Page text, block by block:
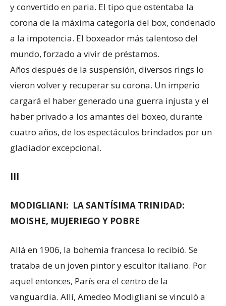
y convertido en paria. El tipo que ostentaba la
corona de la máxima categoría del box, condenado
a la impotencia. El boxeador más talentoso del
mundo, forzado a vivir de préstamos.
Años después de la suspensión, diversos rings lo
vieron volver y recuperar su corona. Un imperio
cargará el haber generado una guerra injusta y el
haber privado a los amantes del boxeo, durante
cuatro años, de los espectáculos brindados por un
gladiador excepcional.
III
MODIGLIANI: LA SANTÍSIMA TRINIDAD:
MOISHE, MUJERIEGO Y POBRE
Allá en 1906, la bohemia francesa lo recibió. Se
trataba de un joven pintor y escultor italiano. Por
aquel entonces, París era el centro de la
vanguardia. Allí, Amedeo Modigliani se vinculó a